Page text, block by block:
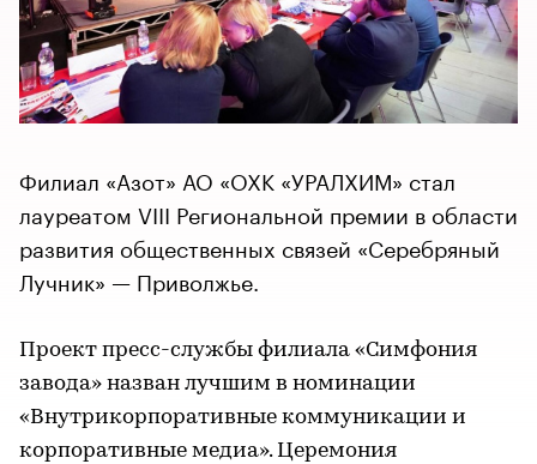
Филиал «Азот» АО «ОХК «УРАЛХИМ» стал
лауреатом VIII Региональной премии в области
развития общественных связей «Серебряный
Лучник» —​​​​​​​ Приволжье.
Проект пресс-службы филиала «Симфония
завода» назван лучшим в номинации
«Внутрикорпоративные коммуникации и
корпоративные медиа». Церемония